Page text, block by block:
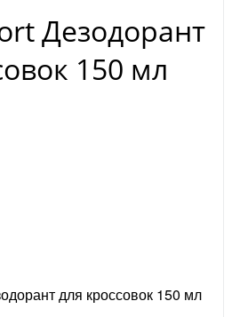
Дезодорант
150 мл